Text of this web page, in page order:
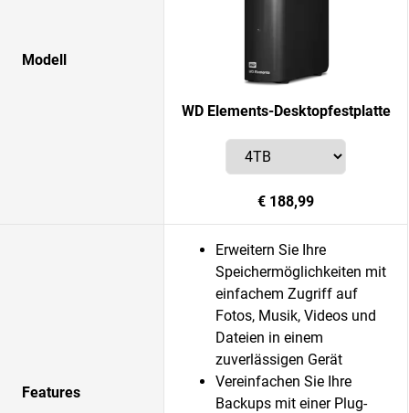
Modell
WD Elements-Desktopfestplatte
€ 188,99
Features
Erweitern Sie Ihre
Speichermöglichkeiten mit
einfachem Zugriff auf
Fotos, Musik, Videos und
Dateien in einem
zuverlässigen Gerät
Vereinfachen Sie Ihre
Backups mit einer Plug-